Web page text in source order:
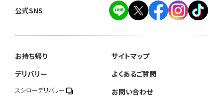
公式SNS
お持ち帰り
デリバリー
スシローデリバリー
サイトマップ
よくあるご質問
お問い合わせ